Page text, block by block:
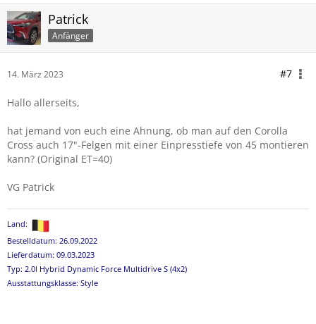
Patrick
Anfänger
14. März 2023 #7
Hallo allerseits,
hat jemand von euch eine Ahnung, ob man auf den Corolla
Cross auch 17"-Felgen mit einer Einpresstiefe von 45 montieren
kann? (Original ET=40)
VG Patrick
Land:
Bestelldatum: 26.09.2022
Lieferdatum: 09.03.2023
Typ: 2.0l Hybrid Dynamic Force Multidrive S (4x2)
Ausstattungsklasse: Style